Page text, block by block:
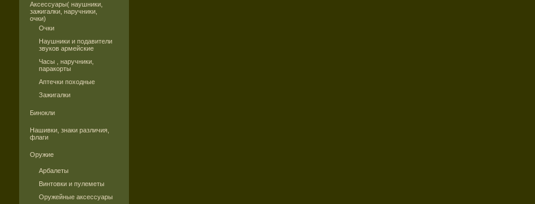
Аксессуары( наушники,
зажигалки, наручники,
очки)
Очки
Наушники и подавители
звуков армейские
Часы , наручники,
паракорты
Аптечки походные
Зажигалки
Бинокли
Нашивки, знаки различия,
флаги
Оружие
Арбалеты
Винтовки и пулеметы
Оружейные аксессуары